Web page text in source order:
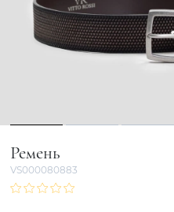
1 2 3
Ремень
VS000080883